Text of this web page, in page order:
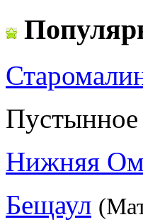
Пустынное
Нижняя
Бещаул